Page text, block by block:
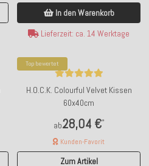
In den Warenkorb
Lieferzeit: ca. 14 Werktage
Top bewertet
H.O.C.K. Colourful Velvet Kissen
60x40cm
ab28,04 €*
Kunden-Favorit
Zum Artikel